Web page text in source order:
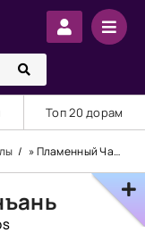
Топ 20 дорам
» Пламенный Чанъань